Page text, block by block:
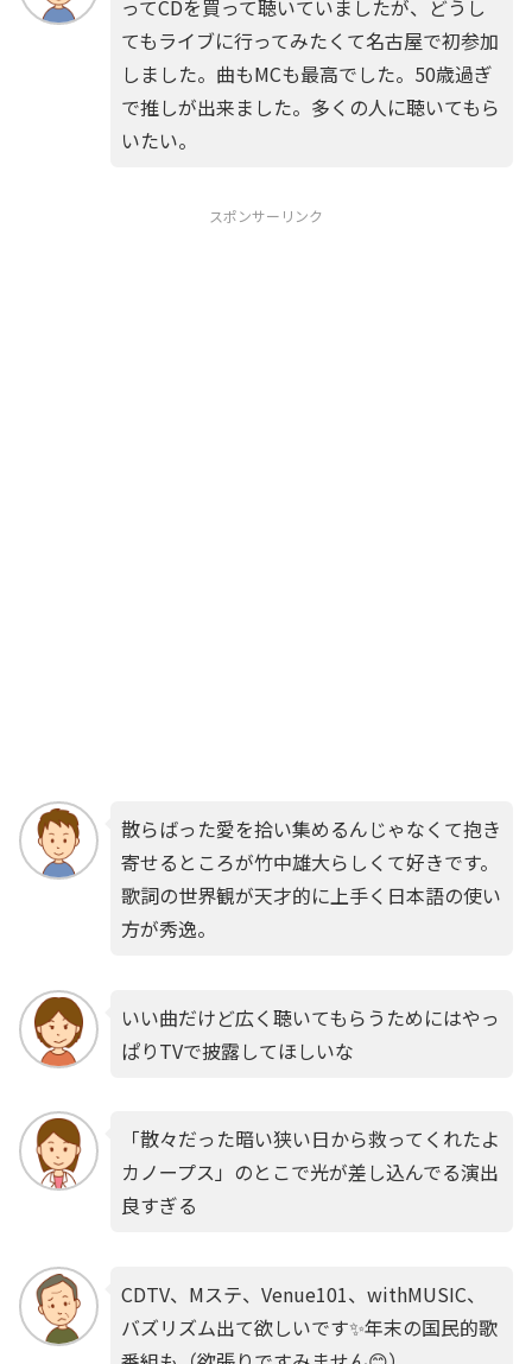
ってCDを買って聴いていましたが、どうし
てもライブに行ってみたくて名古屋で初参加
しました。曲もMCも最高でした。50歳過ぎ
で推しが出来ました。多くの人に聴いてもら
いたい。
スポンサーリンク
散らばった愛を拾い集めるんじゃなくて抱き
寄せるところが竹中雄大らしくて好きです。
歌詞の世界観が天才的に上手く日本語の使い
方が秀逸。
いい曲だけど広く聴いてもらうためにはやっ
ぱりTVで披露してほしいな
「散々だった暗い狭い日から救ってくれたよ
カノープス」のとこで光が差し込んでる演出
良すぎる
CDTV、Mステ、Venue101、withMUSIC、
バズリズム出て欲しいです✨年末の国民的歌